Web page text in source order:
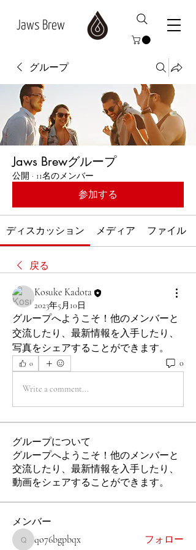
Jaws Brew
グループ
Jaws Brewグループ
公開 · 11名のメンバー
参加する
ディスカッション メディア ファイル
戻る
Kosuke Kadota
2023年5月10日
グループへようこそ！他のメンバーと
交流したり、最新情報を入手したり、
写真をシェアすることができます。
0 0
Write a comment...
グループについて
グループへようこそ！他のメンバーと
交流したり、最新情報を入手したり、
動画をシェアすることができます。
メンバー
qo76bgpbqx
qo76bgpbqx フォロー